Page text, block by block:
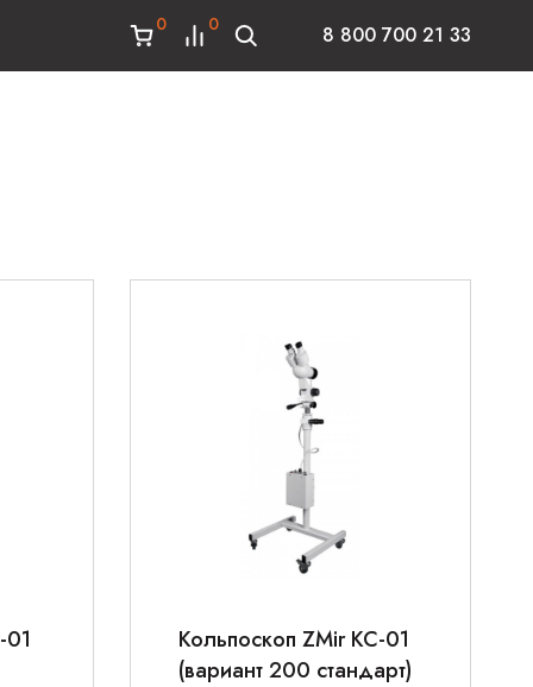
0 0 8 800 700 21 33
Кольпоскоп ZMir КС-01
(вариант 200 стандарт)